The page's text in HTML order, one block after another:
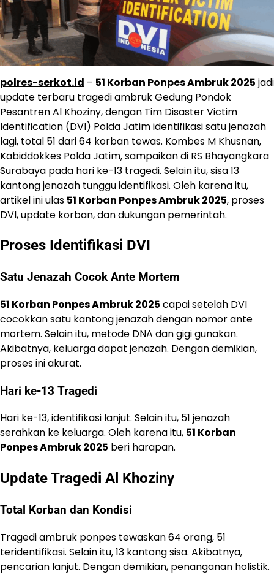
polres-serkot.id – 51 Korban Ponpes Ambruk 2025 jadi
update terbaru tragedi ambruk Gedung Pondok
Pesantren Al Khoziny, dengan Tim Disaster Victim
Identification (DVI) Polda Jatim identifikasi satu jenazah
lagi, total 51 dari 64 korban tewas. Kombes M Khusnan,
Kabiddokkes Polda Jatim, sampaikan di RS Bhayangkara
Surabaya pada hari ke-13 tragedi. Selain itu, sisa 13
kantong jenazah tunggu identifikasi. Oleh karena itu,
artikel ini ulas 51 Korban Ponpes Ambruk 2025, proses
DVI, update korban, dan dukungan pemerintah.
Proses Identifikasi DVI
Satu Jenazah Cocok Ante Mortem
51 Korban Ponpes Ambruk 2025 capai setelah DVI
cocokkan satu kantong jenazah dengan nomor ante
mortem. Selain itu, metode DNA dan gigi gunakan.
Akibatnya, keluarga dapat jenazah. Dengan demikian,
proses ini akurat.
Hari ke-13 Tragedi
Hari ke-13, identifikasi lanjut. Selain itu, 51 jenazah
serahkan ke keluarga. Oleh karena itu, 51 Korban
Ponpes Ambruk 2025 beri harapan.
Update Tragedi Al Khoziny
Total Korban dan Kondisi
Tragedi ambruk ponpes tewaskan 64 orang, 51
teridentifikasi. Selain itu, 13 kantong sisa. Akibatnya,
pencarian lanjut. Dengan demikian, penanganan holistik.